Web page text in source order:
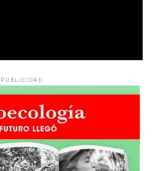
PUBLICIDAD